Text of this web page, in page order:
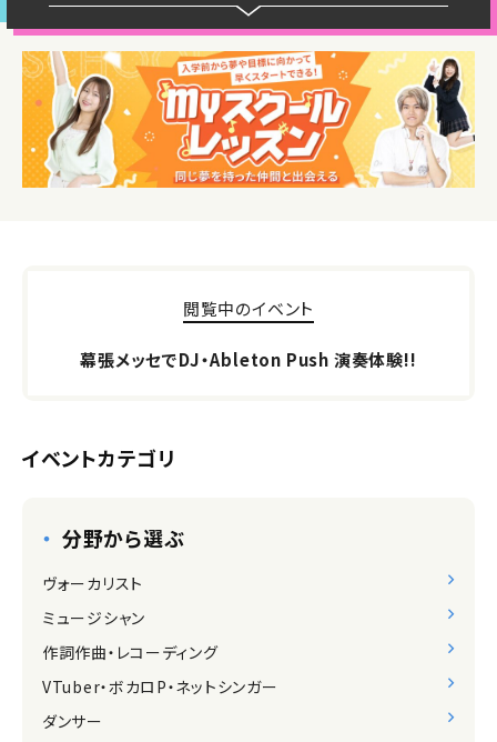
閲覧中のイベント
幕張メッセでDJ・Ableton Push 演奏体験!!
イベントカテゴリ
分野から選ぶ
ヴォーカリスト
ミュージシャン
作詞作曲・レコーディング
VTuber・ボカロP・ネットシンガー
ダンサー